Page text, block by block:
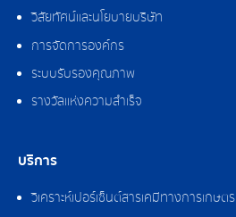
วิสัยทัศน์และนโยบายบริษัท
การจัดการองค์กร
ระบบรับรองคุณภาพ
รางวัลแห่งความสำเร็จ
บริการ
วิเคราะห์เปอร์เซ็นต์สารเคมีทางการเกษตร